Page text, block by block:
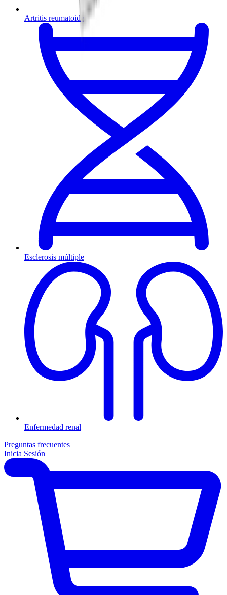
Artritis reumatoide
Esclerosis múltiple
Enfermedad renal
Preguntas frecuentes
Inicia Sesión